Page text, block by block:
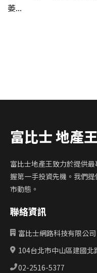
萎...
富比士 地產王
富比士地產王致力於提供
握第一手投資先機。我們
市動態。
聯絡資訊
富比士網路科技有限公
104台北市中山區建國北
02-2516-5377